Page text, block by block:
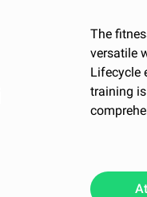
The
versatile
Lifecycle
training